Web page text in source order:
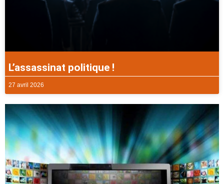
L’assassinat politique !
27 avril 2026